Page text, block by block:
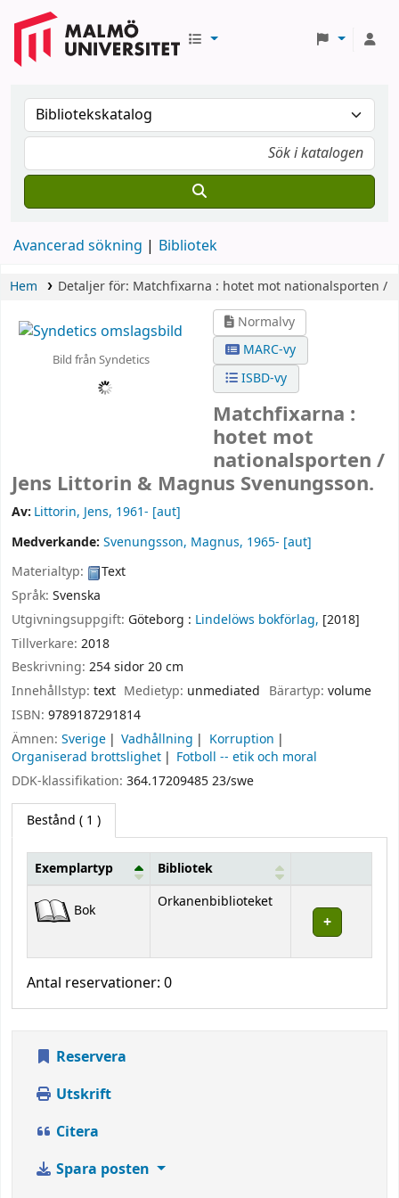
Avancerad sökning Bibliotek
Hem Detaljer för: Matchfixarna : hotet mot nationalsporten /
Bild från Syndetics
Normalvy
MARC-vy
ISBD-vy
Matchfixarna :
hotet mot
nationalsporten /
Jens Littorin & Magnus Svenungsson.
Av: Littorin, Jens, 1961- [aut]
Medverkande: Svenungsson, Magnus, 1965- [aut]
Materialtyp:
Text
Språk: Svenska
Utgivningsuppgift: Göteborg : Lindelöws bokförlag, [2018]
Tillverkare: 2018
Beskrivning: 254 sidor 20 cm
Innehållstyp: text Medietyp: unmediated Bärartyp: volume
ISBN: 9789187291814
Ämnen: Sverige Vadhållning
Korruption
Organiserad brottslighet
Fotboll -- etik och moral
DDK-klassifikation: 364.17209485 23/swe
Bestånd ( 1 )
Bestånd
Exemplartyp Bibliotek
Bok Orkanenbiblioteket
Antal reservationer: 0
Reservera
Utskrift
Citera
Spara posten